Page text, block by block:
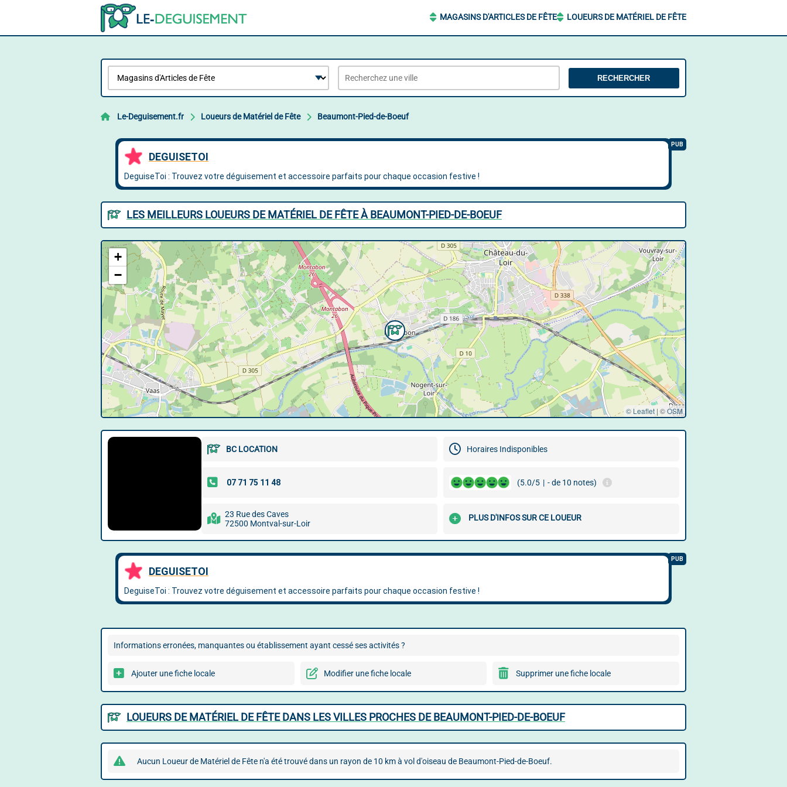
MAGASINS D'ARTICLES DE FÊTE LOUEURS DE MATÉRIEL DE FÊTE
RECHERCHER
Le-Deguisement.fr Loueurs de Matériel de Fête Beaumont-Pied-de-Boeuf
LES MEILLEURS LOUEURS DE MATÉRIEL DE FÊTE À BEAUMONT-PIED-DE-BOEUF
+
−
© Leaflet | ©OSM
BC LOCATION Horaires Indisponibles
(5.0/5 | - de 10 notes)
23 Rue des Caves
72500 Montval-sur-Loir
PLUS D'INFOS SUR CE LOUEUR
Informations erronées, manquantes ou établissement ayant cessé ses activités ?
Ajouter une fiche locale Modifier une fiche locale Supprimer une fiche locale
LOUEURS DE MATÉRIEL DE FÊTE DANS LES VILLES PROCHES DE BEAUMONT-PIED-DE-BOEUF
Aucun Loueur de Matériel de Fête n'a été trouvé dans un rayon de 10 km à vol d'oiseau de Beaumont-Pied-de-Boeuf.